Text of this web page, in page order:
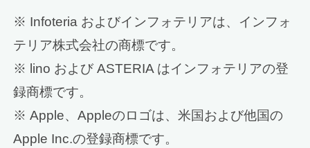
※ Infoteria およびインフォテリアは、インフォ
テリア株式会社の商標です。
※ lino および ASTERIA はインフォテリアの登
録商標です。
※ Apple、Appleのロゴは、米国および他国の
Apple Inc.の登録商標です。